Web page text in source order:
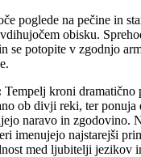
poglede na pečine in
obisku.
se potopite v zgodnjo
Tempelj kroni dramatično
ob divji reki, ter ponuja
naravo in zgodovino.
imenujejo najstarejši
med ljubitelji jezikov